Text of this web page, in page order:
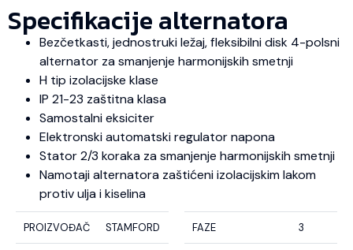
Specifikacije alternatora
Bezčetkasti, jednostruki ležaj, fleksibilni disk 4-polsni
alternator za smanjenje harmonijskih smetnji
H tip izolacijske klase
IP 21-23 zaštitna klasa
Samostalni eksiciter
Elektronski automatski regulator napona
Stator 2/3 koraka za smanjenje harmonijskih smetnji
Namotaji alternatora zaštićeni izolacijskim lakom
protiv ulja i kiselina
PROIZVOĐAČ STAMFORD FAZE 3